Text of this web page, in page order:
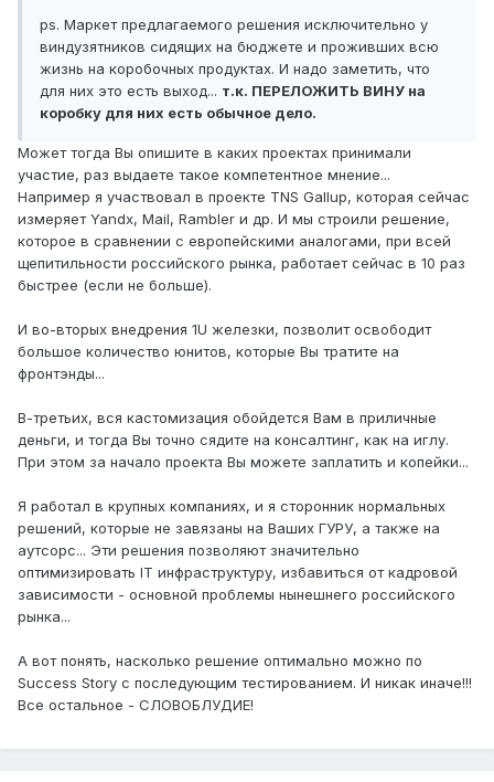
ps. Маркет предлагаемого решения исключительно у
виндузятников сидящих на бюджете и проживших всю
жизнь на коробочных продуктах. И надо заметить, что
для них это есть выход... т.к. ПЕРЕЛОЖИТЬ ВИНУ на
коробку для них есть обычное дело.
Может тогда Вы опишите в каких проектах принимали
участие, раз выдаете такое компетентное мнение...
Например я участвовал в проекте TNS Gallup, которая сейчас
измеряет Yandx, Mail, Rambler и др. И мы строили решение,
которое в сравнении с европейскими аналогами, при всей
щепитильности российского рынка, работает сейчас в 10 раз
быстрее (если не больше).
И во-вторых внедрения 1U железки, позволит освободит
большое количество юнитов, которые Вы тратите на
фронтэнды...
В-третьих, вся кастомизация обойдется Вам в приличные
деньги, и тогда Вы точно сядите на консалтинг, как на иглу.
При этом за начало проекта Вы можете заплатить и копейки...
Я работал в крупных компаниях, и я сторонник нормальных
решений, которые не завязаны на Ваших ГУРУ, а также на
аутсорс... Эти решения позволяют значительно
оптимизировать IT инфраструктуру, избавиться от кадровой
зависимости - основной проблемы нынешнего российского
рынка...
А вот понять, насколько решение оптимально можно по
Success Story с последующим тестированием. И никак иначе!!!
Все остальное - СЛОВОБЛУДИЕ!